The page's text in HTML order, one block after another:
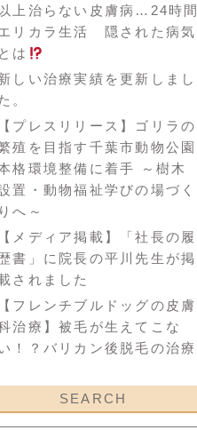
以上治らない皮膚病…24時間
リカラ生活 隠された病気
とは
しい治療実績を更新しまし
。
【プレスリリース】ゴリラの
殖を目指す千葉市動物公園
格環境整備に着手 ～樹木
置・動物福祉学びの場づく
りへ～
【メディア掲載】「社長の履
書」に院長の平川先生が掲
されました
【フレンチブルドッグの皮膚
治療】被毛が生えてこな
！？バリカン後脱毛の治療
SEARCH